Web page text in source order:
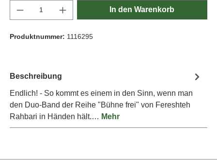
Produkt Anzahl: Gib den gewünschten
In den Warenkorb
Produktnummer: 1116295
Beschreibung
Endlich! - So kommt es einem in den Sinn, wenn man
den Duo-Band der Reihe "Bühne frei" von Fereshteh
Rahbari in Händen hält.… Mehr